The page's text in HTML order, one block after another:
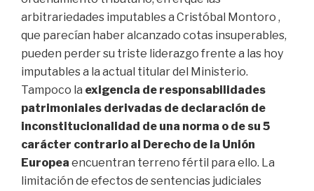
arbitrariedades imputables a Cristóbal Montoro ,
que parecían haber alcanzado cotas insuperables,
pueden perder su triste liderazgo frente a las hoy
imputables a la actual titular del Ministerio.
Tampoco la exigencia de responsabilidades
patrimoniales derivadas de declaración de
inconstitucionalidad de una norma o de su 5
carácter contrario al Derecho de la Unión
Europea encuentran terreno fértil para ello. La
limitación de efectos de sentencias judiciales